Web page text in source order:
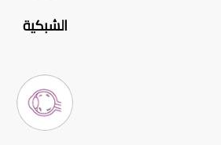
الشبكية